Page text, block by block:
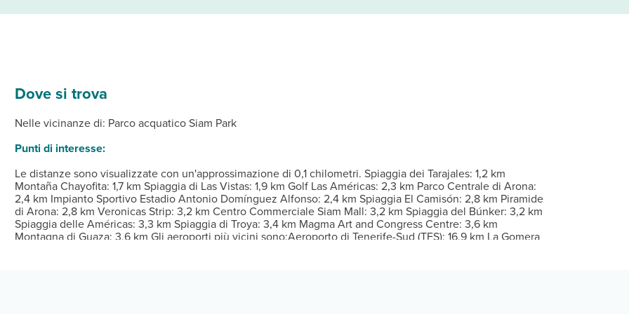
Dove si trova
Nelle vicinanze di: Parco acquatico Siam Park
Punti di interesse:
Le distanze sono visualizzate con un'approssimazione di 0,1 chilometri. Spiaggia dei Tarajales: 1,2 km
Montaña Chayofita: 1,7 km Spiaggia di Las Vistas: 1,9 km Golf Las Américas: 2,3 km Parco Centrale di Arona:
2,4 km Impianto Sportivo Estadio Antonio Domínguez Alfonso: 2,4 km Spiaggia El Camisón: 2,8 km Piramide
di Arona: 2,8 km Veronicas Strip: 3,2 km Centro Commerciale Siam Mall: 3,2 km Spiaggia del Búnker: 3,2 km
Spiaggia delle Américas: 3,3 km Spiaggia di Troya: 3,4 km Magma Art and Congress Centre: 3,6 km
Montagna di Guaza: 3,6 km Gli aeroporti più vicini sono:Aeroporto di Tenerife-Sud (TFS): 16,9 km La Gomera
Nella tua sistemazione, completa di angolo cottura con frigorifero con congelatore e piano cottura, ti sentirai come a
che includono una piscina all'aperto e un campo da tennis all'aperto. Questo aparthotel dispone, inoltre, di il Wi-Fi
e lavaggio a secco, un servizio lavanderia e una cassetta di sicurezza presso la reception. Il un parcheggio gratuito è
piatti, nonché di un'ampia scelta di snack al bar/caffetteria. Rilassati con il tuo drink preferito presso un bar/lounge e